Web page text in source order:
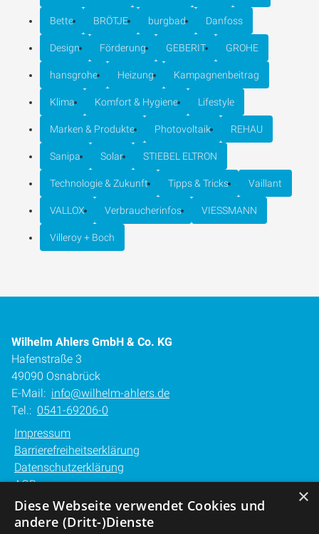
Bette BRÖTJE burgbad Danfoss
Design Förderung GEBERIT GROHE
hansgrohe Heizung Kampagnenbeitrag
Klima Komfort & Hygiene Lifestyle
Marken & Produkte Photovoltaik REHAU
Sanipa Solar STIEBEL ELTRON
Technologie & Zukunft Tipps & Tricks Vaillant
VALLOX Verbraucherinfos VIESSMANN
Villeroy + Boch
Wilhelm Ahlers GmbH & Co. KG
Hafenstraße 3
49090 Osnabrück
E-Mail: info@wilhelm-ahlers.de
Tel.: 0541-69206-0
Impressum
Barrierefreiheitserklärung
Datenschutzerklärung
AGB
Unsere Bereiche
×
Diese Webseite verwendet Cookies und
andere (Dritt-)Dienste